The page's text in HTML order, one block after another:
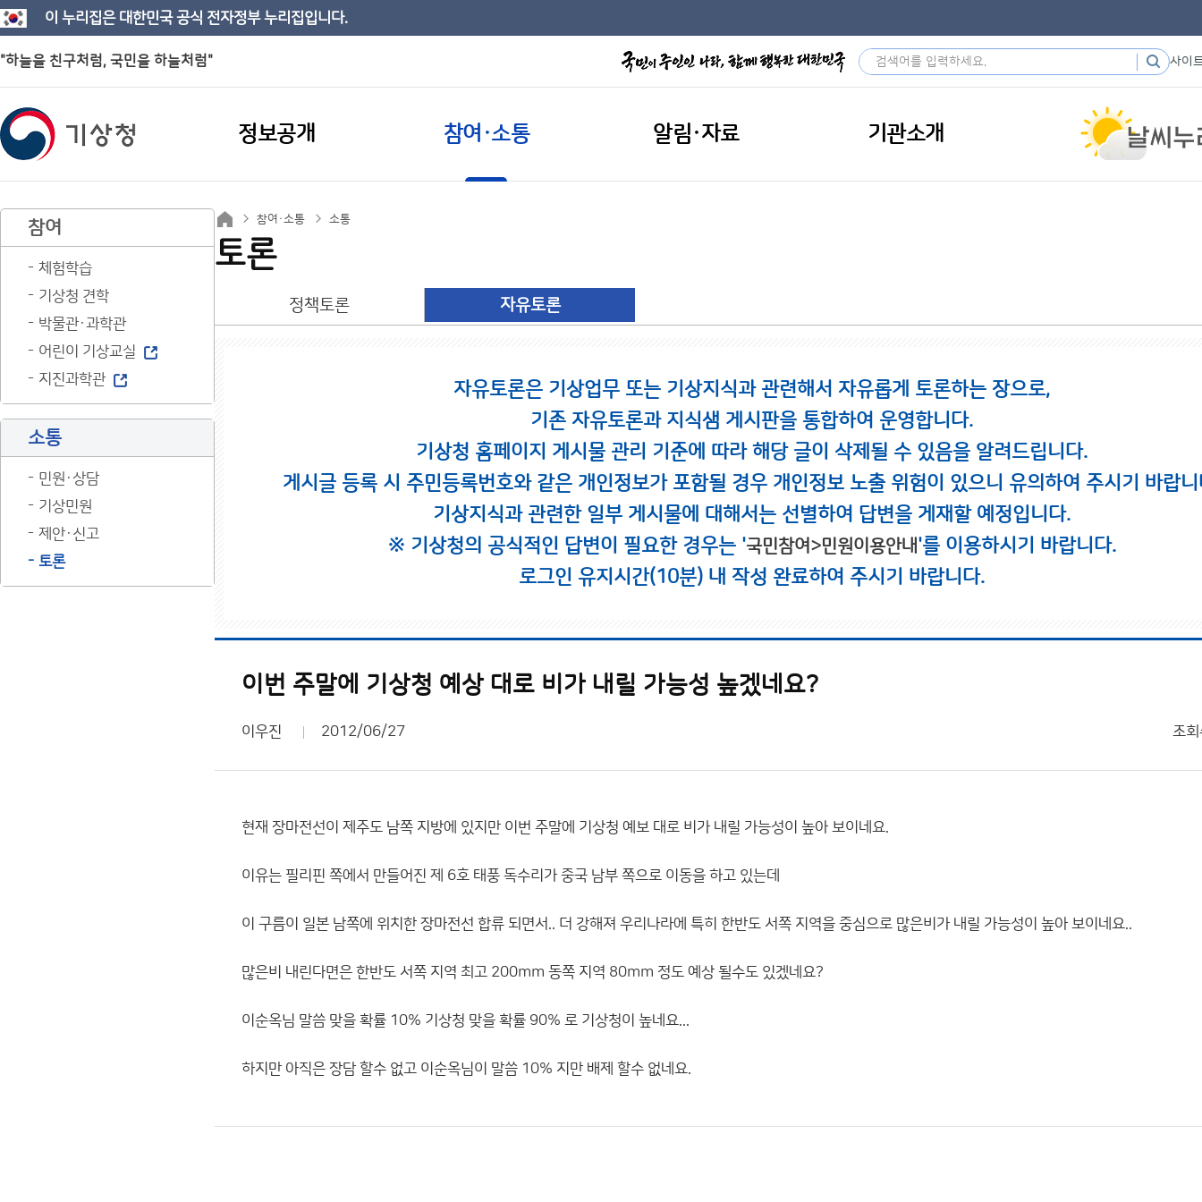
이 누리집은 대한민국 공식 전자정부 누리집입니다.
"하늘을 친구처럼, 국민을 하늘처럼" 사이
정보공개 참여·소통 알림·자료 기관소개
참여
체험학습
기상청 견학
박물관·과학관
어린이 기상교실
지진과학관
소통
민원·상담
기상민원
제안·신고
토론
참여·소통 소통
토론
정책토론 자유토론
자유토론은 기상업무 또는 기상지식과 관련해서 자유롭게 토론하는 장으로,
기존 자유토론과 지식샘 게시판을 통합하여 운영합니다.
기상청 홈페이지 게시물 관리 기준에 따라 해당 글이 삭제될 수 있음을 알려드립니다.
게시글 등록 시 주민등록번호와 같은 개인정보가 포함될 경우 개인정보 노출 위험이 있으니 유의하여 주시기 바랍니
기상지식과 관련한 일부 게시물에 대해서는 선별하여 답변을 게재할 예정입니다.
※ 기상청의 공식적인 답변이 필요한 경우는 '국민참여>민원이용안내'를 이용하시기 바랍니다.
로그인 유지시간(10분) 내 작성 완료하여 주시기 바랍니다.
이번 주말에 기상청 예상 대로 비가 내릴 가능성 높겠네요?
이우진 2012/06/27 조회
현재 장마전선이 제주도 남쪽 지방에 있지만 이번 주말에 기상청 예보 대로 비가 내릴 가능성이 높아 보이네요.
이유는 필리핀 쪽에서 만들어진 제 6호 태풍 독수리가 중국 남부 쪽으로 이동을 하고 있는데
이 구름이 일본 남쪽에 위치한 장마전선 합류 되면서.. 더 강해져 우리나라에 특히 한반도 서쪽 지역을 중심으로 많은비가 내릴 가능성이 높아 보이네요..
많은비 내린다면은 한반도 서쪽 지역 최고 200mm 동쪽 지역 80mm 정도 예상 될수도 있겠네요?
이순옥님 말씀 맞을 확률 10% 기상청 맞을 확률 90% 로 기상청이 높네요...
하지만 아직은 장담 할수 없고 이순옥님이 말씀 10% 지만 배제 할수 없네요.